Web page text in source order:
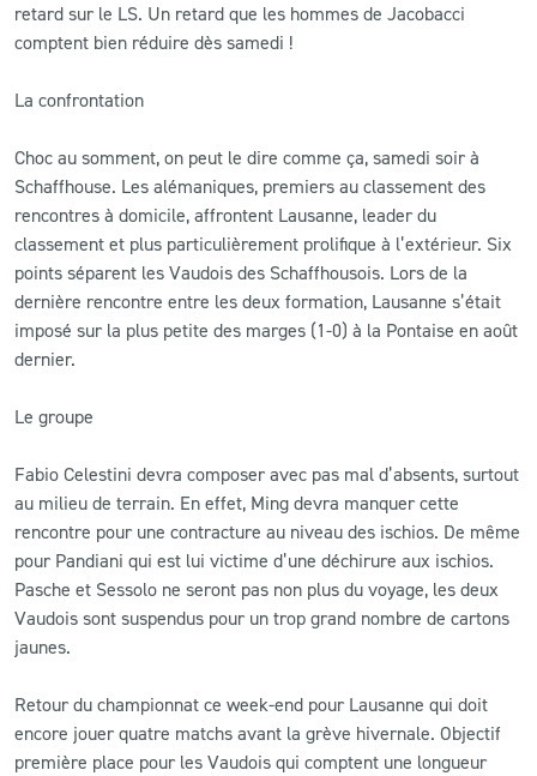
retard sur le LS. Un retard que les hommes de Jacobacci
comptent bien réduire dès samedi !
La confrontation
Choc au somment, on peut le dire comme ça, samedi soir à
Schaffhouse. Les alémaniques, premiers au classement des
rencontres à domicile, affrontent Lausanne, leader du
classement et plus particulièrement prolifique à l’extérieur. Six
points séparent les Vaudois des Schaffhousois. Lors de la
dernière rencontre entre les deux formation, Lausanne s’était
imposé sur la plus petite des marges (1-0) à la Pontaise en août
dernier.
Le groupe
Fabio Celestini devra composer avec pas mal d’absents, surtout
au milieu de terrain. En effet, Ming devra manquer cette
rencontre pour une contracture au niveau des ischios. De même
pour Pandiani qui est lui victime d’une déchirure aux ischios.
Pasche et Sessolo ne seront pas non plus du voyage, les deux
Vaudois sont suspendus pour un trop grand nombre de cartons
jaunes.
Retour du championnat ce week-end pour Lausanne qui doit
encore jouer quatre matchs avant la grève hivernale. Objectif
première place pour les Vaudois qui comptent une longueur